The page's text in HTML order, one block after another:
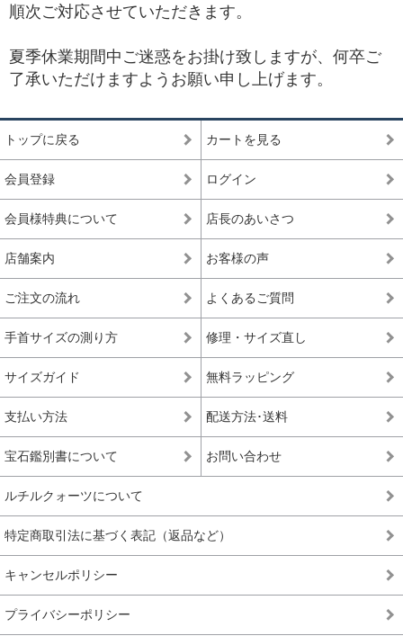
順次ご対応させていただきます。
夏季休業期間中ご迷惑をお掛け致しますが、何卒ご
了承いただけますようお願い申し上げます。
トップに戻る カートを見る
会員登録 ログイン
会員様特典について 店長のあいさつ
店舗案内 お客様の声
ご注文の流れ よくあるご質問
手首サイズの測り方 修理・サイズ直し
サイズガイド 無料ラッピング
支払い方法 配送方法･送料
宝石鑑別書について お問い合わせ
ルチルクォーツについて
特定商取引法に基づく表記（返品など）
キャンセルポリシー
プライバシーポリシー